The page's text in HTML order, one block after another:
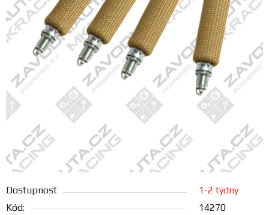
FANOUŠCI
Profil
firmy
Obchodní
podmínky
Doprava
Blog
Dostupnost
1-2 týdny
Kód:
14270